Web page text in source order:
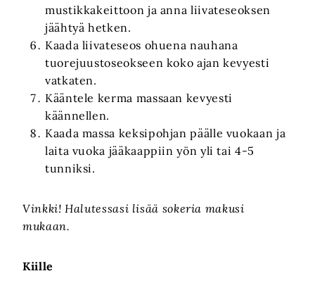
mustikkakeittoon ja anna liivateseoksen
jäähtyä hetken.
Kaada liivateseos ohuena nauhana
tuorejuustoseokseen koko ajan kevyesti
vatkaten.
Kääntele kerma massaan kevyesti
käännellen.
Kaada massa keksipohjan päälle vuokaan ja
laita vuoka jääkaappiin yön yli tai 4-5
tunniksi.
Vinkki! Halutessasi lisää sokeria makusi
mukaan.
Kiille